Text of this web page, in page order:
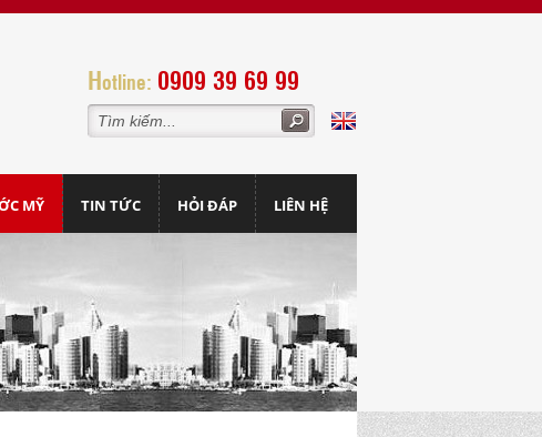
Hotline: 0909 39 69 99
MỸ TIN TỨC HỎI ĐÁP LIÊN HỆ